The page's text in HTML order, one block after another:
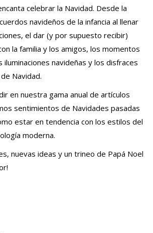
celebrar la Navidad. Desde la
navideños de la infancia al llenar
el dar (y por supuesto recibir)
la familia y los amigos, los momentos
iluminaciones navideñas y los disfraces
Navidad.
en nuestra gama anual de artículos
sentimientos de Navidades pasadas
estar en tendencia con los estilos del
moderna.
nuevas ideas y un trineo de Papá Noel